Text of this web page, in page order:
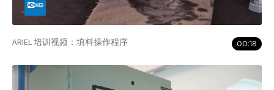
ARIEL 培训视频：填料操作程序 00:18